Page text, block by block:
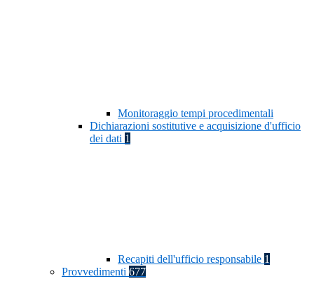
Monitoraggio tempi procedimentali
Dichiarazioni sostitutive e acquisizione d'ufficio
dei dati 1
Recapiti dell'ufficio responsabile 1
Provvedimenti 677